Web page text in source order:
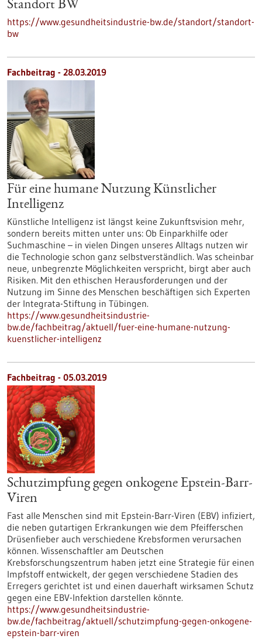
Standort BW
https://www.gesundheitsindustrie-bw.de/standort/standort-
bw
Fachbeitrag - 28.03.2019
Für eine humane Nutzung Künstlicher
Intelligenz
Künstliche Intelligenz ist längst keine Zukunftsvision mehr,
sondern bereits mitten unter uns: Ob Einparkhilfe oder
Suchmaschine – in vielen Dingen unseres Alltags nutzen wir
die Technologie schon ganz selbstverständlich. Was scheinbar
neue, unbegrenzte Möglichkeiten verspricht, birgt aber auch
Risiken. Mit den ethischen Herausforderungen und der
Nutzung im Sinne des Menschen beschäftigen sich Experten
der Integrata-Stiftung in Tübingen.
https://www.gesundheitsindustrie-
bw.de/fachbeitrag/aktuell/fuer-eine-humane-nutzung-
kuenstlicher-intelligenz
Fachbeitrag - 05.03.2019
Schutzimpfung gegen onkogene Epstein-Barr-
Viren
Fast alle Menschen sind mit Epstein-Barr-Viren (EBV) infiziert,
die neben gutartigen Erkrankungen wie dem Pfeifferschen
Drüsenfieber auch verschiedene Krebsformen verursachen
können. Wissenschaftler am Deutschen
Krebsforschungszentrum haben jetzt eine Strategie für einen
Impfstoff entwickelt, der gegen verschiedene Stadien des
Erregers gerichtet ist und einen dauerhaft wirksamen Schutz
gegen eine EBV-Infektion darstellen könnte.
https://www.gesundheitsindustrie-
bw.de/fachbeitrag/aktuell/schutzimpfung-gegen-onkogene-
epstein-barr-viren